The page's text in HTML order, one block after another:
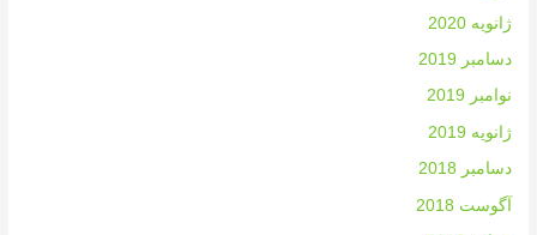
ژانویه 2020
دسامبر 2019
نوامبر 2019
ژانویه 2019
دسامبر 2018
آگوست 2018